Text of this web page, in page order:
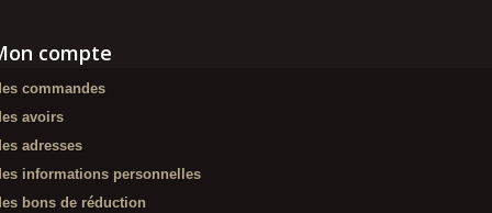
compte
commandes
avoirs
adresses
informations personnelles
bons de réduction